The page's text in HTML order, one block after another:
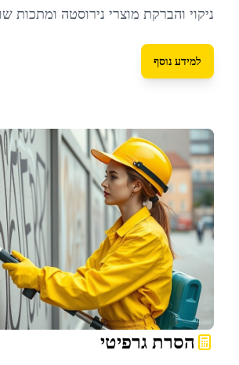
ניקוי והברקת מוצרי נירוסטה ומתכות
למידע נוסף
הסרת גרפיטי